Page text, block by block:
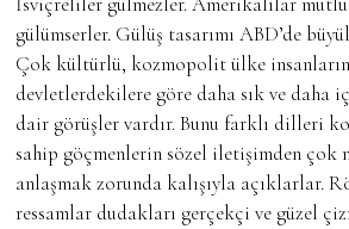
gülümserler. Gülüş tasarımı ABD’de
Çok kültürlü, kozmopolit ülke
devletlerdekilere göre daha sık ve daha
dair görüşler vardır. Bunu farklı dilleri
sahip göçmenlerin sözel iletişimden çok
anlaşmak zorunda kalışıyla açıklarlar.
ressamlar dudakları gerçekçi ve güzel